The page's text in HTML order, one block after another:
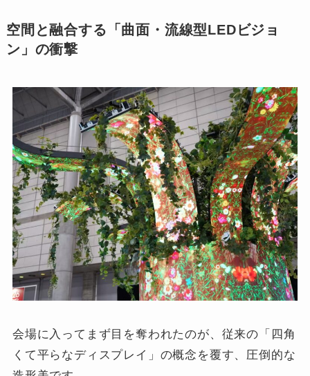
空間と融合する「曲面・流線型LEDビジョ
ン」の衝撃
会場に入ってまず目を奪われたのが、従来の「四角
くて平らなディスプレイ」の概念を覆す、圧倒的な